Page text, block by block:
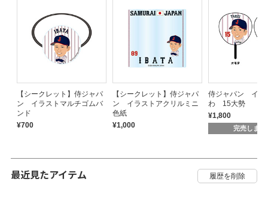
【シークレット】侍ジャパ
ン イラストマルチゴムバ
ンド
¥700
【シークレット】侍ジャパ
ン イラストアクリルミニ
色紙
¥1,000
侍ジャパン イラ
わ 15大勢
¥1,800
完売しまし
最近見たアイテム